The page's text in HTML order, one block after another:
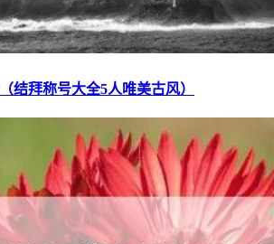
结拜称号大全5人唯美古风）